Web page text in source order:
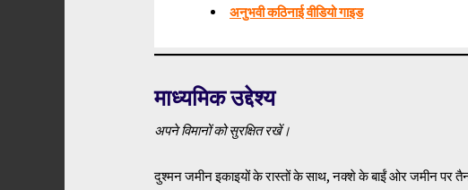
अनुभवी कठिनाई वीडियो गाइड
माध्यमिक उद्देश्य
अपने विमानों को सुरक्षित रखें।
दुश्मन जमीन इकाइयों के रास्तों के साथ, नक्शे के बाईं ओर जमीन पर